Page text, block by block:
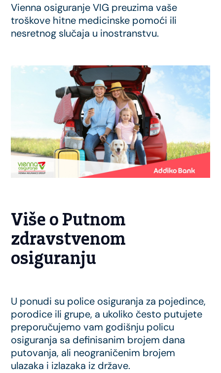
Vienna osiguranje VIG preuzima vaše
troškove hitne medicinske pomoći ili
nesretnog slučaja u inostranstvu.
Više o Putnom
zdravstvenom
osiguranju
U ponudi su police osiguranja za pojedince,
porodice ili grupe, a ukoliko često putujete
preporučujemo vam godišnju policu
osiguranja sa definisanim brojem dana
putovanja, ali neograničenim brojem
ulazaka i izlazaka iz države.